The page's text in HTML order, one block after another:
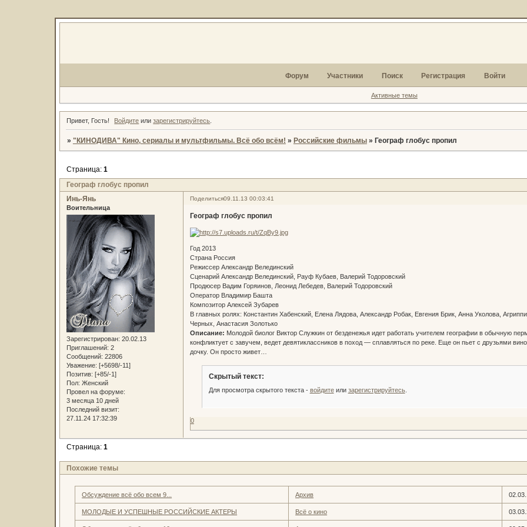
Форум Участники Поиск Регистрация Войти
Активные темы
Привет, Гость! Войдите илизарегистрируйтесь
» "КИНОДИВА" Кино, сериалы и мультфильмы. Всё обо всём! » Российские фильмы » Географ глобус пропил
Географ глобус пропил
Страница: 1
Поделиться09.11.13 00:03:41
Инь-Янь
Воительница
Зарегистрирован: 20.02.13
Приглашений: 2
Сообщений: 22806
Уважение: [+5698/-11]
Позитив: [+85/-1]
Пол: Женский
Провел на форуме:
3 месяца 10 дней
Последний визит:
27.11.24 17:32:39
Географ глобус пропил
Год 2013
Страна Россия
Режиссер Александр Велединский
Сценарий Александр Велединский, Рауф Кубаев, Валерий Тодоровский
Продюсер Вадим Горяинов, Леонид Лебедев, Валерий Тодоровский
Оператор Владимир Башта
Композитор Алексей Зубарев
В главных ролях: Константин Хабенский, Елена Лядова, Александр Робак, Евгения Брик, Анна Уколова,
Черных, Анастасия Золотько
Описание: Молодой биолог Виктор Служкин от безденежья идет работать учителем географии в обычную
конфликтует с завучем, ведет девятиклассников в поход — сплавляться по реке. Еще он пьет с друзьями
дочку. Он просто живет…
Скрытый текст:
Для просмотра скрытого текста - войдитеили зарегистрируйтесь.
0
Страница: 1
Похожие темы
Обсуждение всё обо всем 9... Архив
МОЛОДЫЕ И УСПЕШНЫЕ РОССИЙСКИЕ АКТЕРЫ Всё о кино